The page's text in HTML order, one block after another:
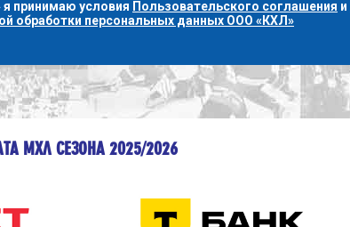
принимаю условия Пользовательского соглашения и
обработки персональных данных ООО «КХЛ»
МХЛ СЕЗОНА 2025/2026